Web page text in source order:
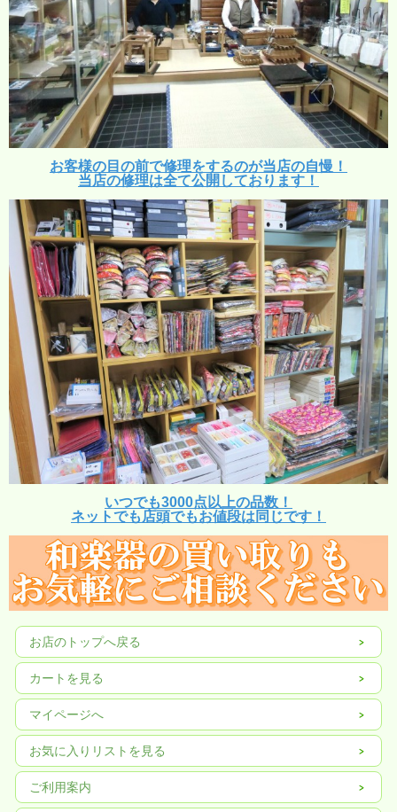
お客様の目の前で修理をするのが当店の自慢！
当店の修理は全て公開しております！
いつでも3000点以上の品数！
ネットでも店頭でもお値段は同じです！
お店のトップへ戻る
カートを見る
マイページへ
お気に入りリストを見る
ご利用案内